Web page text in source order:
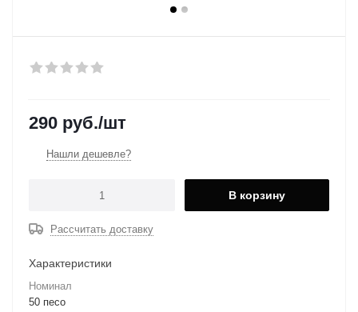
290 руб./шт
Нашли дешевле?
В корзину
Рассчитать доставку
Характеристики
Номинал
50 песо